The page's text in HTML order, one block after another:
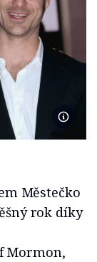
Městečko
rok díky
Mormon,